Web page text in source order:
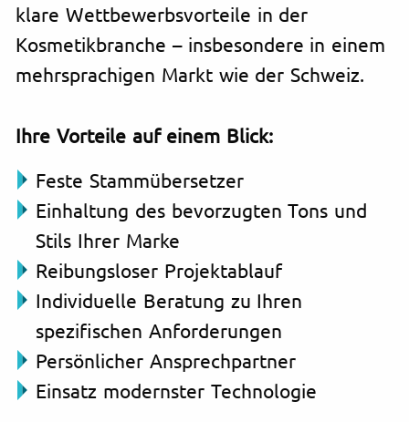
klare Wettbewerbsvorteile in der
Kosmetikbranche – insbesondere in einem
mehrsprachigen Markt wie der Schweiz.
Ihre Vorteile auf einem Blick:
Feste Stammübersetzer
Einhaltung des bevorzugten Tons und
Stils Ihrer Marke
Reibungsloser Projektablauf
Individuelle Beratung zu Ihren
spezifischen Anforderungen
Persönlicher Ansprechpartner
Einsatz modernster Technologie